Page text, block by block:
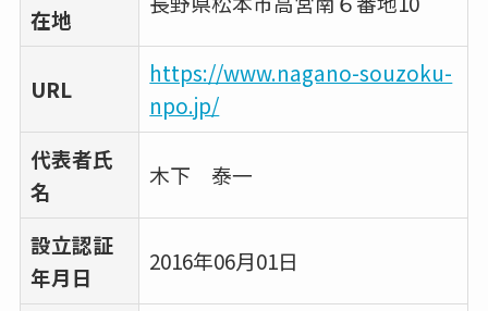
在地
URL
https://www.nagano-souzoku-
npo.jp/
代表者氏
名
木下 泰一
設立認証
年月日
2016年06月01日